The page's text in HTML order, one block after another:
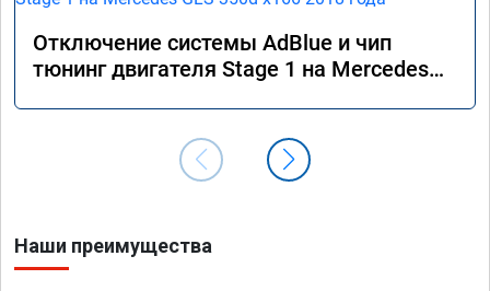
Отключение системы AdBlue и чип
тюнинг двигателя Stage 1 на Mercedes
Наши преимущества